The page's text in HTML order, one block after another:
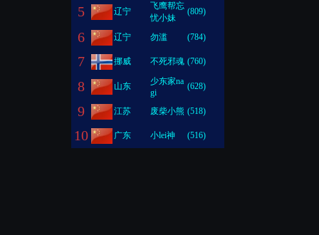
5 辽宁
飞鹰帮忘
忧小妹
(809)
6 辽宁 勿滥 (784)
7 挪威 不死邪魂 (760)
8 山东
少东家na
gi
(628)
9 江苏 废柴小熊 (518)
10 广东 小lei神 (516)